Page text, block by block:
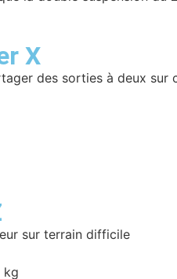
X
des sorties à deux
sur terrain difficile
kg